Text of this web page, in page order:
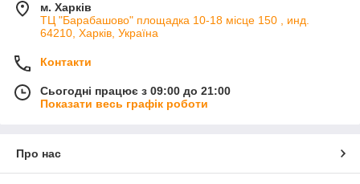
м. Харків
ТЦ "Барабашово" площадка 10-18 місце 150 , инд.
64210, Харків, Україна
Контакти
Сьогодні працює з 09:00 до 21:00
Показати весь графік роботи
Про нас